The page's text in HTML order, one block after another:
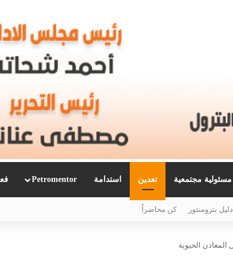
مسئولية مجتمعية تعدين استدامة Petromentor
دليل بترومنتور كن محاضراً